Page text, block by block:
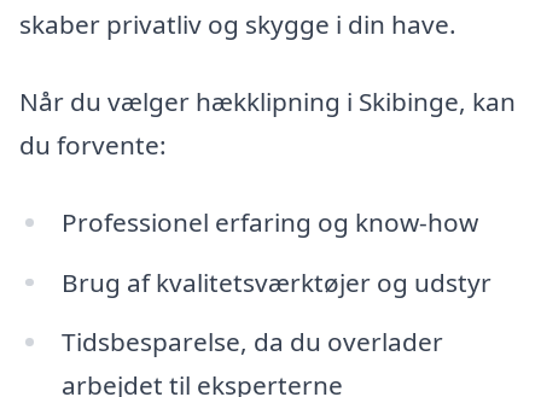
skaber privatliv og skygge i din have.
Når du vælger hækklipning i Skibinge, kan
du forvente:
Professionel erfaring og know-how
Brug af kvalitetsværktøjer og udstyr
Tidsbesparelse, da du overlader
arbejdet til eksperterne